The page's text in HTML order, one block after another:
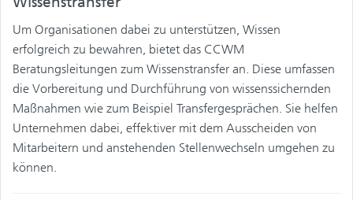
Um Organisationen dabei zu unterstützen, Wissen
erfolgreich zu bewahren, bietet das CCWM
Beratungsleitungen zum Wissenstransfer an. Diese umfassen
die Vorbereitung und Durchführung von wissenssichernden
Maßnahmen wie zum Beispiel Transfergesprächen. Sie helfen
Unternehmen dabei, effektiver mit dem Ausscheiden von
Mitarbeitern und anstehenden Stellenwechseln umgehen zu
können.